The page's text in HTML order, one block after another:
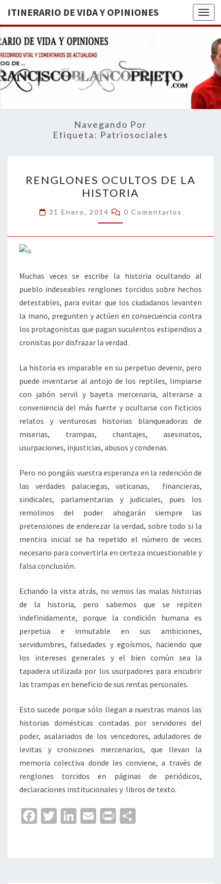
ITINERARIO DE VIDA Y OPINIONES
DE
BREVE
RECORRIDO
VITAL Y
ACTUALIDAD
Navegando Por
Etiqueta: Patriosociales
OCULTOS
DE
LA
HISTORIA
RENGLONES OCULTOS DE LA
HISTORIA
31 Enero, 2014 Comentarios
0 Comentarios
Muchas veces se escribe la historia ocultando al
pueblo indeseables renglones torcidos sobre hechos
detestables, para evitar que los ciudadanos levanten
la mano, pregunten y actúen en consecuencia contra
los protagonistas que pagan suculentos estipendios a
cronistas por disfrazar la verdad.
La historia es imparable en su perpetuo devenir, pero
puede inventarse al antojo de los reptiles, limpiarse
con jabón servil y bayeta mercenaria, alterarse a
conveniencia del más fuerte y ocultarse con ficticios
relatos y venturosas historias blanqueadoras de
miserias, trampas, chantajes, asesinatos,
usurpaciones, injusticias, abusos y condenas.
Pero no pongáis vuestra esperanza en la redención de
las verdades palaciegas, vaticanas, financieras,
sindicales, parlamentarias y judiciales, pues los
remolinos del poder ahogarán siempre las
pretensiones de enderezar la verdad, sobre todo si la
mentira inicial se ha repetido el número de veces
necesario para convertirla en certeza incuestionable y
falsa conclusión.
Echando la vista atrás, no vemos las malas historias
de la historia, pero sabemos que se repiten
indefinidamente, porque la condición humana es
perpetua e inmutable en sus ambiciones,
servidumbres, falsedades y egoísmos, haciendo que
los intereses generales y el bien común sea la
tapadera utilizada por los usurpadores para encubrir
las trampas en beneficio de sus rentas personales.
Esto sucede porque sólo llegan a nuestras manos las
historias domésticas contadas por servidores del
poder, asalariados de los vencedores, aduladores de
levitas y cronicones mercenarios, que llevan la
memoria colectiva donde les conviene, a través de
renglones torcidos en páginas de periódicos,
declaraciones institucionales y libros de texto.
Fa
o
o
T
er
Li
dI
n
E
l
Pr
p
ar